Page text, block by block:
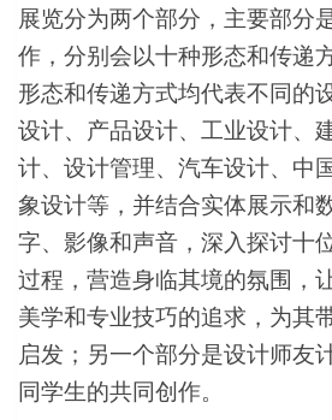
展览分为两个部分，主要部分
作，分别会以十种形态和传递
形态和传递方式均代表不同的
设计、产品设计、工业设计、
计、设计管理、汽车设计、中
象设计等，并结合实体展示和
字、影像和声音，深入探讨十
过程，营造身临其境的氛围，
美学和专业技巧的追求，为其
启发；另一个部分是设计师友
同学生的共同创作。